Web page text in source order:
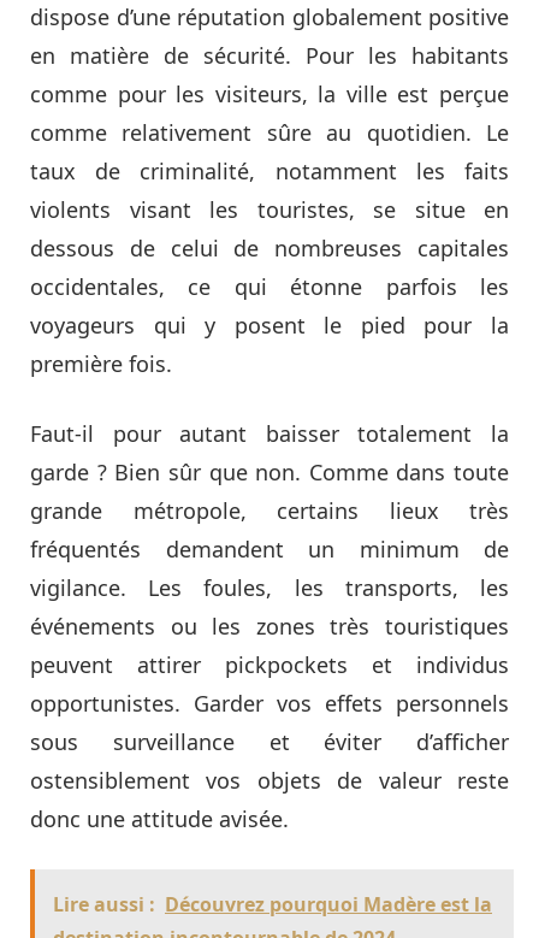
dispose d’une réputation globalement positive
en matière de sécurité. Pour les habitants
comme pour les visiteurs, la ville est perçue
comme relativement sûre au quotidien. Le
taux de criminalité, notamment les faits
violents visant les touristes, se situe en
dessous de celui de nombreuses capitales
occidentales, ce qui étonne parfois les
voyageurs qui y posent le pied pour la
première fois.
Faut-il pour autant baisser totalement la
garde ? Bien sûr que non. Comme dans toute
grande métropole, certains lieux très
fréquentés demandent un minimum de
vigilance. Les foules, les transports, les
événements ou les zones très touristiques
peuvent attirer pickpockets et individus
opportunistes. Garder vos effets personnels
sous surveillance et éviter d’afficher
ostensiblement vos objets de valeur reste
donc une attitude avisée.
Lire aussi : Découvrez pourquoi Madère est la